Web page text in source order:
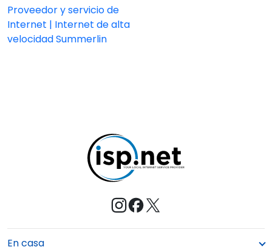
Proveedor y servicio de
Internet | Internet de alta
velocidad Summerlin
En casa